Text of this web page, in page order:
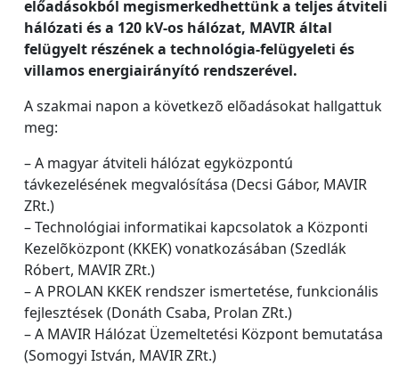
előadásokból megismerkedhettünk a teljes átviteli
hálózati és a 120 kV-os hálózat, MAVIR által
felügyelt részének a technológia-felügyeleti és
villamos energiairányító rendszerével.
A szakmai napon a következõ elõadásokat hallgattuk
meg:
– A magyar átviteli hálózat egyközpontú
távkezelésének megvalósítása (Decsi Gábor, MAVIR
ZRt.)
– Technológiai informatikai kapcsolatok a Központi
Kezelõközpont (KKEK) vonatkozásában (Szedlák
Róbert, MAVIR ZRt.)
– A PROLAN KKEK rendszer ismertetése, funkcionális
fejlesztések (Donáth Csaba, Prolan ZRt.)
– A MAVIR Hálózat Üzemeltetési Központ bemutatása
(Somogyi István, MAVIR ZRt.)